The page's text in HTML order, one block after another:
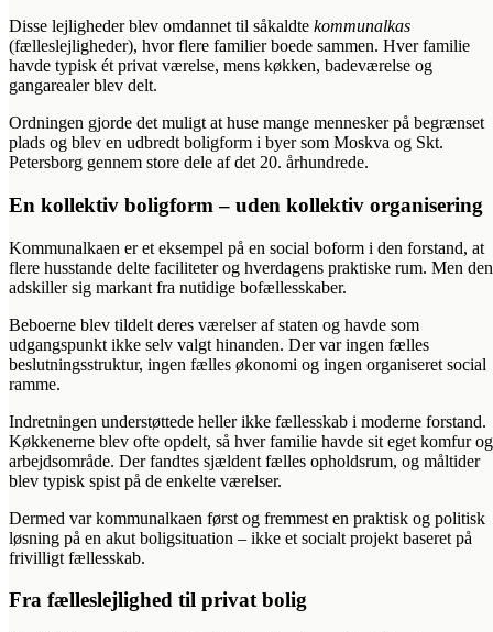
Disse lejligheder blev omdannet til såkaldte kommunalkas
(fælleslejligheder), hvor flere familier boede sammen. Hver familie
havde typisk ét privat værelse, mens køkken, badeværelse og
gangarealer blev delt.
Ordningen gjorde det muligt at huse mange mennesker på begrænset
plads og blev en udbredt boligform i byer som Moskva og Skt.
Petersborg gennem store dele af det 20. århundrede.
En kollektiv boligform – uden kollektiv organisering
Kommunalkaen er et eksempel på en social boform i den forstand, at
flere husstande delte faciliteter og hverdagens praktiske rum. Men den
adskiller sig markant fra nutidige bofællesskaber.
Beboerne blev tildelt deres værelser af staten og havde som
udgangspunkt ikke selv valgt hinanden. Der var ingen fælles
beslutningsstruktur, ingen fælles økonomi og ingen organiseret social
ramme.
Indretningen understøttede heller ikke fællesskab i moderne forstand.
Køkkenerne blev ofte opdelt, så hver familie havde sit eget komfur og
arbejdsområde. Der fandtes sjældent fælles opholdsrum, og måltider
blev typisk spist på de enkelte værelser.
Dermed var kommunalkaen først og fremmest en praktisk og politisk
løsning på en akut boligsituation – ikke et socialt projekt baseret på
frivilligt fællesskab.
Fra fælleslejlighed til privat bolig